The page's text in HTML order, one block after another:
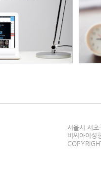
서울시 서
비씨아이